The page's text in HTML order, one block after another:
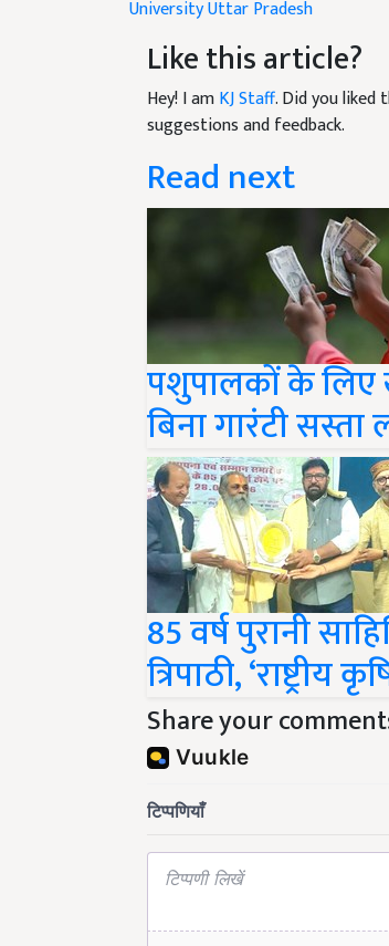
Like this article?
Hey! I amKJ Staff. Did you liked
suggestions and feedback.
Read next
पशुपालकों के लिए
बिना गारंटी
85 वर्ष पुरानी
त्रिपाठी,
Share your